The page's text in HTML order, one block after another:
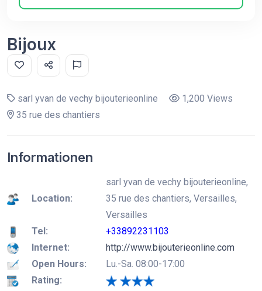
Bijoux
sarl yvan de vechy bijouterieonline
1,200 Views
35 rue des chantiers
Informationen
Location:
sarl yvan de vechy bijouterieonline,
35 rue des chantiers, Versailles,
Versailles
Tel:
+33892231103
Internet:
http://www.bijouterieonline.com
Open Hours:
Lu.-Sa. 08:00-17:00
Rating: